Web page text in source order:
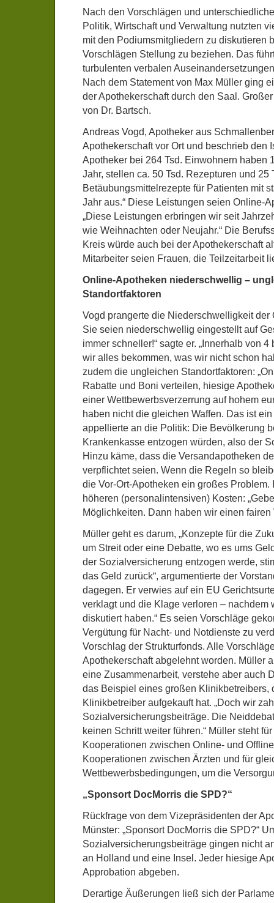
Nach den Vorschlägen und
Politik, Wirtschaft und Verwaltung nutzten
mit den Podiumsmitgliedern zu diskutieren
Vorschlägen Stellung zu beziehen. Das
turbulenten verbalen
Nach dem Statement von Max Müller ging
der Apothekerschaft durch den Saal.
von Dr. Bartsch.
Andreas Vogd, Apotheker aus
Apothekerschaft vor Ort und beschrieb den
Apotheker bei 264 Tsd. Einwohnern haben
Jahr, stellen ca. 50 Tsd. Rezepturen und 25
Betäubungsmittelrezepte für Patienten mit
Jahr aus.“ Diese Leistungen seien Online-
„Diese Leistungen erbringen wir seit
wie Weihnachten oder Neujahr.“ Die
Kreis würde auch bei der Apothekerschaft
Mitarbeiter seien Frauen, die Teilzeitarbeit
Online-Apotheken niederschwellig –
Standortfaktoren
Vogd prangerte die Niederschwelligkeit der
Sie seien niederschwellig eingestellt auf
immer schneller!“ sagte er. „Innerhalb von
wir alles bekommen, was wir nicht schon
zudem die ungleichen Standortfaktoren:
Rabatte und Boni verteilen, hiesige
einer Wettbewerbsverzerrung auf hohem
haben nicht die gleichen Waffen. Das ist ein
appellierte an die Politik: Die Bevölkerung
Krankenkasse entzogen würden, also der
Hinzu käme, dass die Versandapotheken
verpflichtet seien. Wenn die Regeln so
die Vor-Ort-Apotheken ein großes Problem.
höheren (personalintensiven) Kosten:
Möglichkeiten. Dann haben wir einen fairen
Müller geht es darum, „Konzepte für die
um Streit oder eine Debatte, wo es ums
der Sozialversicherung entzogen werde,
das Geld zurück“, argumentierte der
dagegen. Er verwies auf ein EU
verklagt und die Klage verloren – nachdem
diskutiert haben.“ Es seien Vorschläge
Vergütung für Nacht- und Notdienste zu
Vorschlag der Strukturfonds. Alle
Apothekerschaft abgelehnt worden. Müller
eine Zusammenarbeit, verstehe aber auch
das Beispiel eines großen Klinikbetreibers,
Klinikbetreiber aufgekauft hat. „Doch wir
Sozialversicherungsbeiträge. Die
keinen Schritt weiter führen.“ Müller steht
Kooperationen zwischen Online- und
Kooperationen zwischen Ärzten und für
Wettbewerbsbedingungen, um die
„Sponsort DocMorris die SPD?“
Rückfrage von dem Vizepräsidenten der
Münster: „Sponsort DocMorris die SPD?“
Sozialversicherungsbeiträge gingen nicht
an Holland und eine Insel. Jeder hiesige
Approbation abgeben.
Derartige Äußerungen ließ sich der